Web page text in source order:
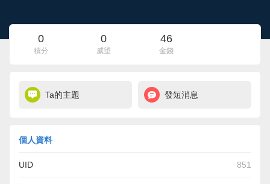
0
積分
0
威望
46
金錢
Ta的主題 發短消息
個人資料
UID 851